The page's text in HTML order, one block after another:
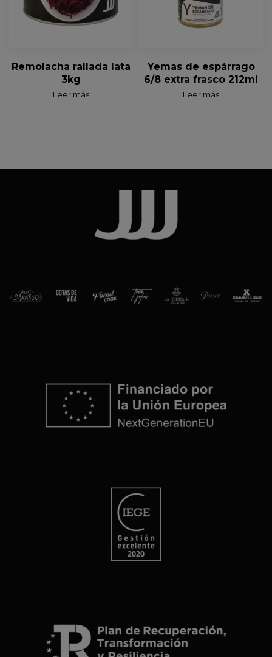
Remolacha rallada lata
3kg
Leer más
Yemas de espárrago
6/8 extra frasco 212ml
Leer más